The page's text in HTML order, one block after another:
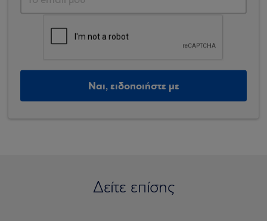
Ναι, ειδοποιήστε με
Δείτε επίσης